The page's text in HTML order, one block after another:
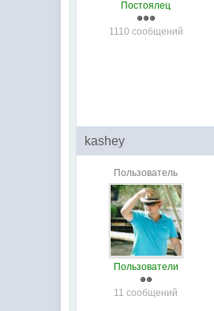
Постоялец
1110 сообщений
kashey
Пользователь
Пользователи
11 сообщений